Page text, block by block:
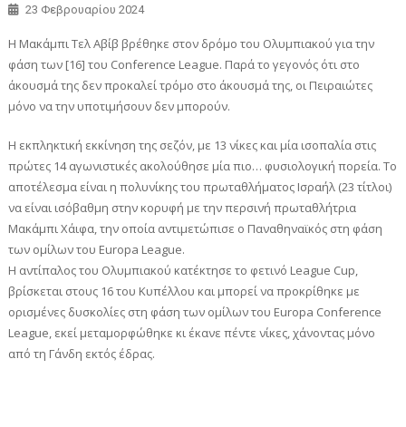
23 Φεβρουαρίου 2024
Η Μακάμπι Τελ Αβίβ βρέθηκε στον δρόμο του Ολυμπιακού για την
φάση των [16] του Conference League. Παρά το γεγονός ότι στο
άκουσμά της δεν προκαλεί τρόμο στο άκουσμά της, οι Πειραιώτες
μόνο να την υποτιμήσουν δεν μπορούν.
Η εκπληκτική εκκίνηση της σεζόν, με 13 νίκες και μία ισοπαλία στις
πρώτες 14 αγωνιστικές ακολούθησε μία πιο… φυσιολογική πορεία. Το
αποτέλεσμα είναι η πολυνίκης του πρωταθλήματος Ισραήλ (23 τίτλοι)
να είναι ισόβαθμη στην κορυφή με την περσινή πρωταθλήτρια
Μακάμπι Χάιφα, την οποία αντιμετώπισε ο Παναθηναϊκός στη φάση
των ομίλων του Europa League.
Η αντίπαλος του Ολυμπιακού κατέκτησε το φετινό League Cup,
βρίσκεται στους 16 του Κυπέλλου και μπορεί να προκρίθηκε με
ορισμένες δυσκολίες στη φάση των ομίλων του Europa Conference
League, εκεί μεταμορφώθηκε κι έκανε πέντε νίκες, χάνοντας μόνο
από τη Γάνδη εκτός έδρας.